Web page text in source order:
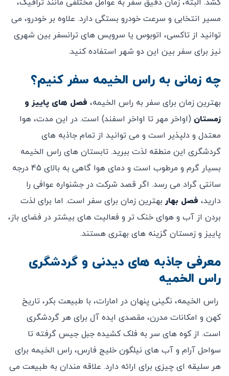
‌کشد. البته، زمان دقیق سفر به عوامل مختلفی مانند ترافیک،
مسیر انتخابی و سرعت خودرو بستگی دارد. علاوه بر خودرو، می‌
توانید از تاکسی، اتوبوس یا سرویس‌ های ترانسفر بین شهری
نیز برای سفر بین این دو شهر استفاده کنید.
چه زمانی به راس الخیمه سفر کنیم؟
بهترین زمان برای سفر به راس الخیمه، فصل ‌های پاییز و
زمستان (اواخر مهر تا اواخر اسفند) است. در این مدت، هوا
معتدل و دلپذیر است و می ‌توانید از تمام جاذبه‌ های
گردشگری این منطقه لذت ببرید. تابستان‌ های راس الخیمه
بسیار گرم و مرطوب است و دمای هوا گاهی به بالای 45 درجه
سانتی ‌گراد می ‌رسد. اگر قصد شرکت در جشنواره عوافی را
دارید، فصل بهار بهترین زمان برای سفر است. اما برای لذت
بردن از آب و هوای خنک ‌تر و فعالیت‌ های بیشتر در فضای باز،
پاییز و زمستان گزینه ‌های بهتری هستند.
معرفی جاذبه های دیدنی و گردشگری
راس الخمیه
راس الخیمه، نگینی پنهان در امارات، با طبیعت بکر، تاریخ
کهن و امکانات مدرن، مقصدی ایده‌ آل برای هر گردشگری
است. از کوه‌ های سر به فلک کشیده جبل جیس گرفته تا
سواحل آرام و آب ‌های نیلگون خلیج فارس، راس الخیمه برای
هر سلیقه ‌ای چیزی برای ارائه دارد. علاقه ‌مندان به طبیعت می